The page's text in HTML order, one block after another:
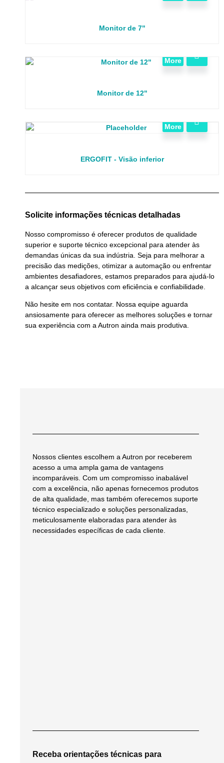
Monitor de 7"
More
Monitor de 12"
More
ERGOFIT - Visão inferior
Solicite informações técnicas detalhadas
Nosso compromisso é oferecer produtos de qualidade
superior e suporte técnico excepcional para atender às
demandas únicas da sua indústria. Seja para melhorar a
precisão das medições, otimizar a automação ou enfrentar
ambientes desafiadores, estamos preparados para ajudá-lo
a alcançar seus objetivos com eficiência e confiabilidade.
Não hesite em nos contatar. Nossa equipe aguarda
ansiosamente para oferecer as melhores soluções e tornar
sua experiência com a Autron ainda mais produtiva.
Nossos clientes escolhem a Autron por receberem
acesso a uma ampla gama de vantagens
incomparáveis. Com um compromisso inabalável
com a excelência, não apenas fornecemos produtos
de alta qualidade, mas também oferecemos suporte
técnico especializado e soluções personalizadas,
meticulosamente elaboradas para atender às
necessidades específicas de cada cliente.
Receba orientações técnicas para